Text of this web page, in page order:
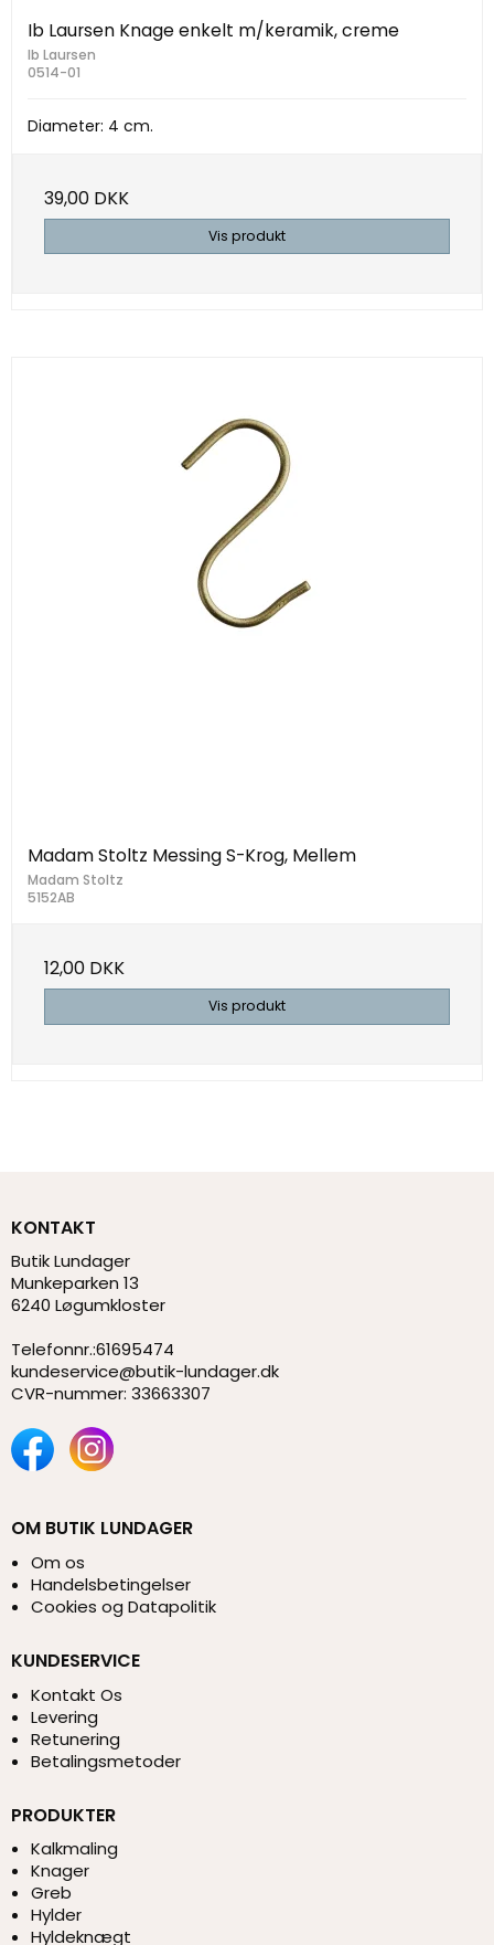
Ib Laursen Knage enkelt m/keramik, creme
Ib Laursen
0514-01
Diameter: 4 cm.
39,00 DKK
Vis produkt
Madam Stoltz Messing S-Krog, Mellem
Madam Stoltz
5152AB
12,00 DKK
Vis produkt
KONTAKT
Butik Lundager
Munkeparken 13
6240 Løgumkloster
Telefonnr.:61695474
kundeservice@butik-lundager.dk
CVR-nummer: 33663307
OM BUTIK LUNDAGER
Om os
Handelsbetingelser
Cookies og Datapolitik
KUNDESERVICE
Kontakt Os
Levering
Retunering
Betalingsmetoder
PRODUKTER
Kalkmaling
Knager
Greb
Hylder
Hyldeknægt